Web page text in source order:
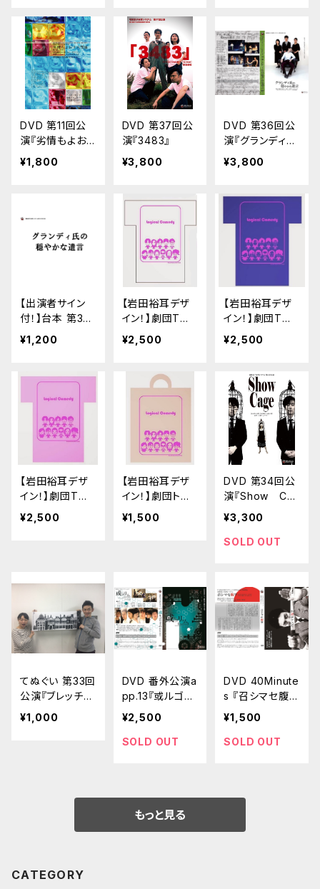
DVD 第11回公
演『劣情もよおす
六面体』
¥1,800
DVD 第37回公
演『3483』
¥3,800
DVD 第36回公
演『グランディ氏
の穏やかな遺
言』
¥3,800
【出演者サイン
付！】台本 第36
回公演『グランデ
ィ氏の穏やかな
¥1,200
【岩田裕耳デザ
イン！】劇団Tシ
ャツ「電夏ホワイ
ト」
¥2,500
【岩田裕耳デザ
イン！】劇団Tシ
ャツ「ロジカルブ
ルー」
¥2,500
【岩田裕耳デザ
イン！】劇団Tシ
ャツ「コメディピ
ンク」
¥2,500
【岩田裕耳デザ
イン！】劇団トー
トバッグ
¥1,500
DVD 第34回公
演『Show Ca
ge』
¥3,300
SOLD OUT
てぬぐい 第33回
公演『ブレッチリ
ーの啼かない鵞
鳥たち』
¥1,000
DVD 番外公演a
pp.13『或ルゴリ
ズム【duplicat
e】』
¥2,500
SOLD OUT
DVD 40Minute
s 『召シマセ腹
ヲ』
¥1,500
SOLD OUT
もっと見る
CATEGORY